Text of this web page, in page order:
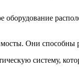
Они способны
систему,